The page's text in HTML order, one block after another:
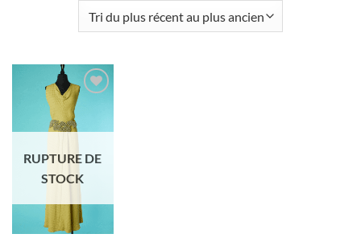
Ajouter
à la liste
d'envies
RUPTURE DE
STOCK